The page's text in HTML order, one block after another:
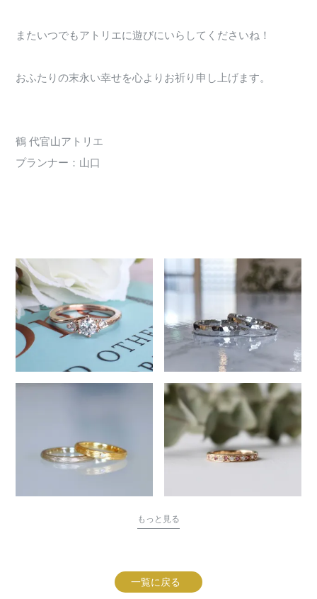
またいつでもアトリエに遊びにいらしてくださいね！
おふたりの末永い幸せを心よりお祈り申し上げます。
鶴 代官山アトリエ
プランナー：山口
もっと見る
一覧に戻る